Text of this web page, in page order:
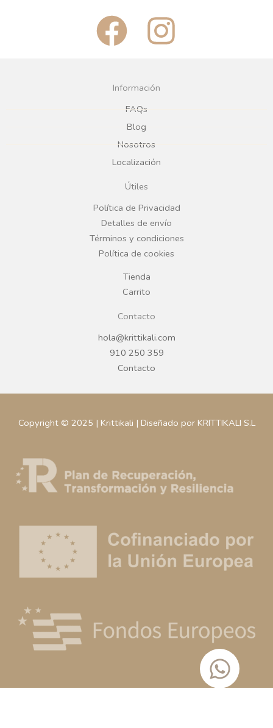
F
a
c
e
b
o
o
k
I
n
g
r
a
Información
FAQs
Blog
Nosotros
Localización
Útiles
Política de Privacidad
Detalles de envío
Términos y condiciones
Política de cookies
Tienda
Carrito
Contacto
hola@krittikali.com
910 250 359
Contacto
Copyright © 2025 | Krittikali | Diseñado por KRITTIKALI S.L